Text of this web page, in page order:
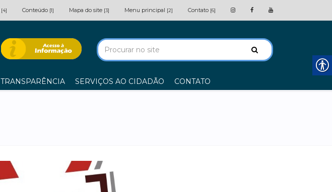
[4] Conteúdo [1] Mapa do site [3] Menu principal [2] Contato [6]
TRANSPARÊNCIA SERVIÇOS AO CIDADÃO CONTATO